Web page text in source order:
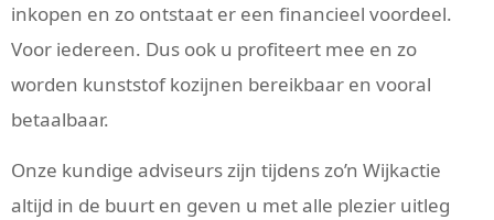
inkopen en zo ontstaat er een financieel voordeel.
Voor iedereen. Dus ook u profiteert mee en zo
worden kunststof kozijnen bereikbaar en vooral
betaalbaar.
Onze kundige adviseurs zijn tijdens zo’n Wijkactie
altijd in de buurt en geven u met alle plezier uitleg